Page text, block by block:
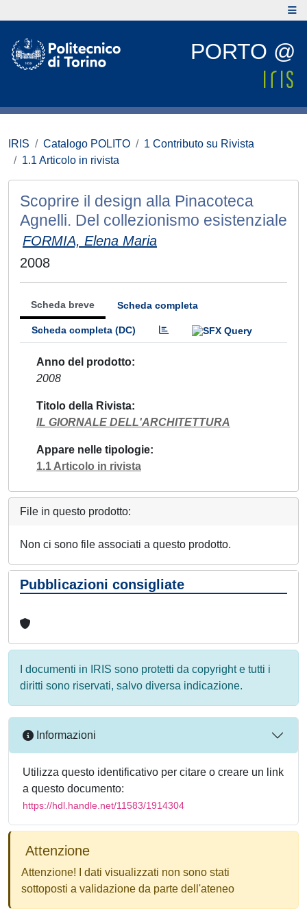
PORTO @
IRIS Catalogo POLITO
1 Contributo su Rivista
1.1 Articolo in rivista
Scoprire il design alla Pinacoteca
Agnelli. Del collezionismo esistenziale
FORMIA, Elena Maria
2008
Scheda breve Scheda completa
Scheda completa (DC)
Anno del prodotto
2008
Titolo della Rivista
IL GIORNALE DELL'ARCHITETTURA
Appare nelle tipologie
1.1 Articolo in rivista
File in questo prodotto:
Non ci sono file associati a questo prodotto.
Pubblicazioni consigliate
I documenti in IRIS sono protetti da copyright e tutti i
diritti sono riservati, salvo diversa indicazione.
Informazioni
Utilizza questo identificativo per citare o creare un link
a questo documento:
https://hdl.handle.net/11583/1914304
Attenzione
Attenzione! I dati visualizzati non sono stati
sottoposti a validazione da parte dell'ateneo